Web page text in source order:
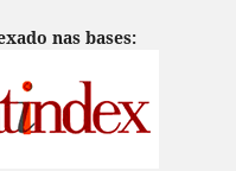
nas bases: